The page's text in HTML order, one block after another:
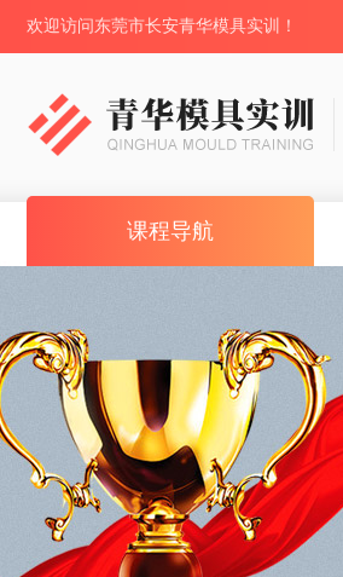
欢迎访问东莞市长安青华模具实训！
课程导航